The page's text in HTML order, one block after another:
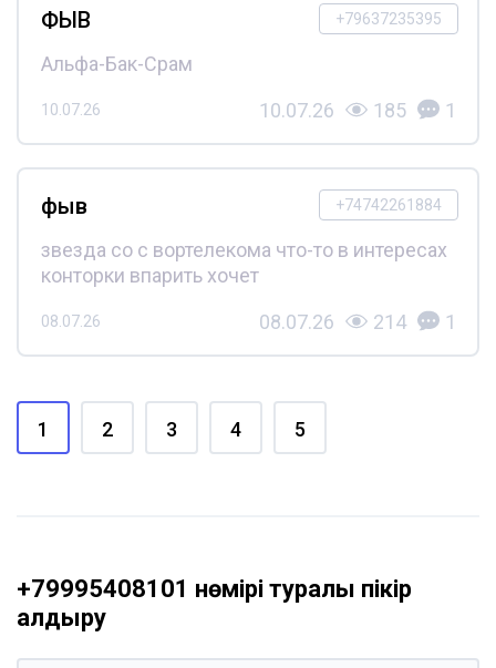
+79637235395
ФЫВ
Альфа-Бак-Срам
10.07.26 10.07.26 185 1
+74742261884
фыв
звезда со с вортелекома что-то в интересах
конторки впарить хочет
08.07.26 08.07.26 214 1
1 2 3 4 5
+79995408101 нөмірі туралы пікір
қалдыру